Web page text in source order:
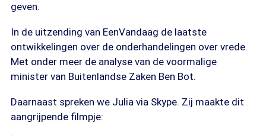
geven.
In de uitzending van EenVandaag de laatste
ontwikkelingen over de onderhandelingen over vrede.
Met onder meer de analyse van de voormalige
minister van Buitenlandse Zaken Ben Bot.
Daarnaast spreken we Julia via Skype. Zij maakte dit
aangrijpende filmpje: